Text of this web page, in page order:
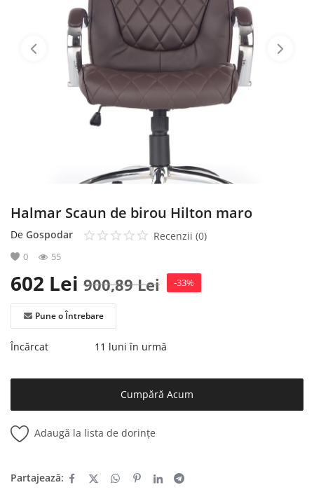
Halmar Scaun de birou Hilton maro
De Gospodar Recenzii (0)
0 55
602 Lei 900,89Lei -33%
Pune o Întrebare
Încărcat 11 luni în urmă
Cumpără Acum
Adaugă la lista de dorințe
Partajează: